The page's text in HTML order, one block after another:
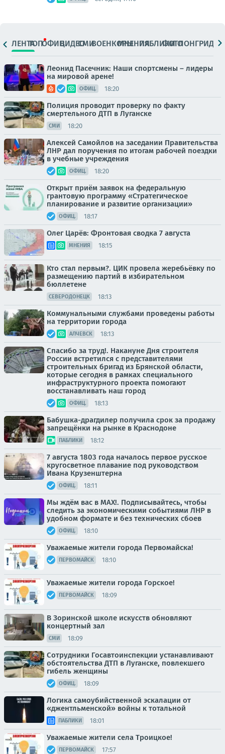
ЛЕНТАТОПОФИЦ.ВИДЕОСМИВОЕНКОРЫМНЕНИЯПАБЛИКИ
ФОТОЛОНГРИДЫ
Леонид Пасечник: Наши спортсмены – лидеры
на мировой арене!
ОФИЦ. 18:20
Полиция проводит проверку по факту
смертельного ДТП в Луганске
СМИ 18:20
Алексей Самойлов на заседании Правительства
ЛНР дал поручения по итогам рабочей поездки
в учебные учреждения
ОФИЦ. 18:20
Открыт приём заявок на федеральную
грантовую программу «Стратегическое
планирование и развитие организации»
ОФИЦ. 18:17
Олег Царёв: Фронтовая сводка 7 августа
МНЕНИЯ 18:15
Кто стал первым?. ЦИК провела жеребьёвку по
размещению партий в избирательном
бюллетене
СЕВЕРОДОНЕЦК 18:13
Коммунальными службами проведены работы
на территории города
АЛЧЕВСК 18:13
Спасибо за труд!. Накануне Дня строителя
России встретился с представителями
строительных бригад из Брянской области,
которые сегодня в рамках специального
инфраструктурного проекта помогают
восстанавливать наш город
ОФИЦ. 18:13
Бабушка-драгдилер получила срок за продажу
запрещёнки на рынке в Краснодоне
ПАБЛИКИ 18:12
7 августа 1803 года началось первое русское
кругосветное плавание под руководством
Ивана Крузенштерна
ОФИЦ. 18:11
Мы ждём вас в МАХ!. Подписывайтесь, чтобы
следить за экономическими событиями ЛНР в
удобном формате и без технических сбоев
ОФИЦ. 18:10
Уважаемые жители города Первомайска!
ПЕРВОМАЙСК 18:10
Уважаемые жители города Горское!
ПЕРВОМАЙСК 18:09
В Зоринской школе искусств обновляют
концертный зал
СМИ 18:09
Сотрудники Госавтоинспекции устанавливают
обстоятельства ДТП в Луганске, повлекшего
гибель женщины
ОФИЦ. 18:09
Логика самоубийственной эскалации от
«джентльменской» войны к тотальной
ПАБЛИКИ 18:01
Уважаемые жители села Троицкое!
ПЕРВОМАЙСК 17:57